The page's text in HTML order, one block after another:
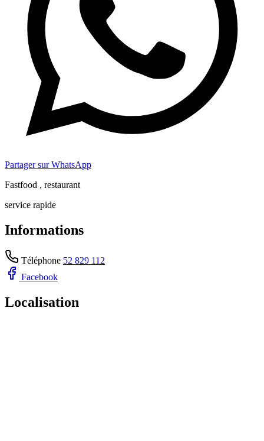
Partager sur WhatsApp
Fastfood , restaurant
service rapide
Informations
Téléphone 52 829 112
Facebook
Localisation